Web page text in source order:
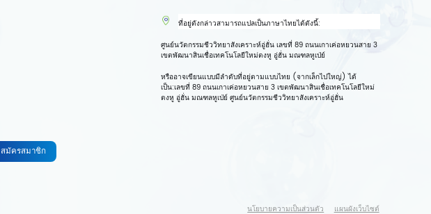
ที่อยู่ดังกล่าวสามารถแปลเป็นภาษาไทยได้ดังนี้:
ศูนย์นวัตกรรมชีววิทยาสังเคราะห์อู่ฮั่น เลขที่ 89 ถนนเกาเค่อหยวนสาย 3
เขตพัฒนาสินเชื่อเทคโนโลยีใหม่ตงหู อู่ฮั่น มณฑลหูเป่ย์
หรืออาจเขียนแบบมีลำดับที่อยู่ตามแบบไทย (จากเล็กไปใหญ่) ได้
เป็น:เลขที่ 89 ถนนเกาเค่อหยวนสาย 3 เขตพัฒนาสินเชื่อเทคโนโลยีใหม่
ตงหู อู่ฮั่น มณฑลหูเป่ย์ ศูนย์นวัตกรรมชีววิทยาสังเคราะห์อู่ฮั่น
สมัครสมาชิก
นโยบายความเป็นส่วนตัว แผนผังเว็บไซต์